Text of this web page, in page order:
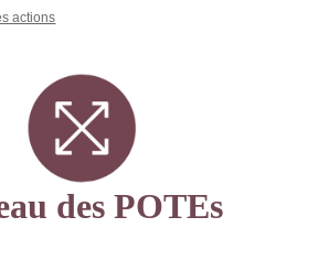
actions
des POTEs